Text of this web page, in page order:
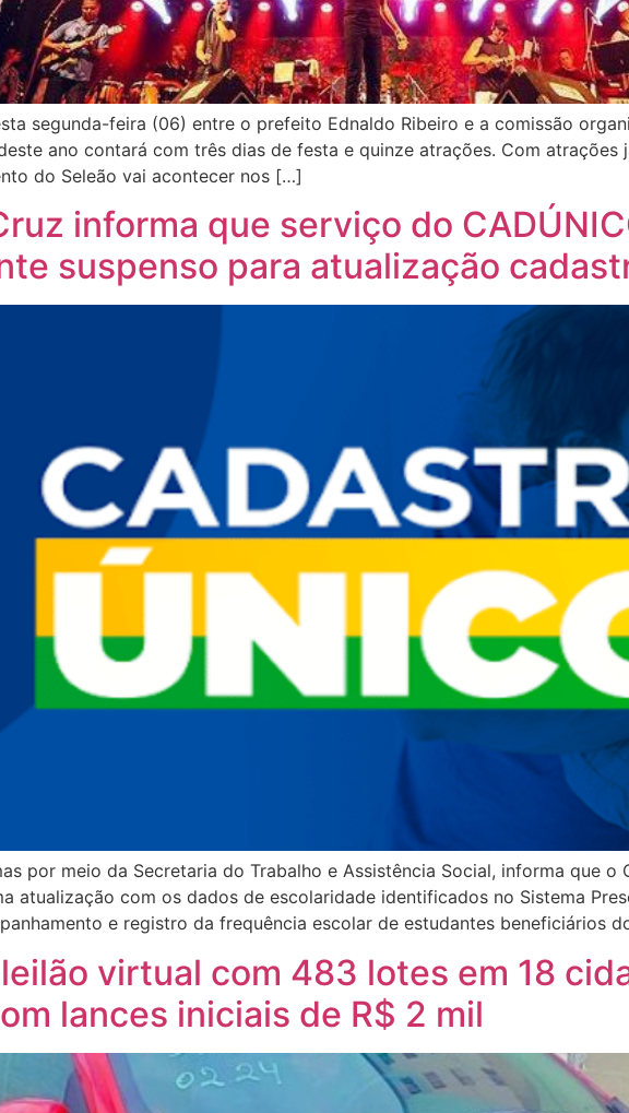
segunda-feira (06) entre o prefeito Ednaldo Ribeiro e a comissão
ano contará com três dias de festa e quinze atrações. Com
do Seleão vai acontecer nos […]
informa que serviço do
suspenso para atualização
por meio da Secretaria do Trabalho e Assistência Social, informa que o
atualização com os dados de escolaridade identificados no Sistema
e registro da frequência escolar de estudantes beneficiários
virtual com 483 lotes em 18
lances iniciais de R$ 2 mil